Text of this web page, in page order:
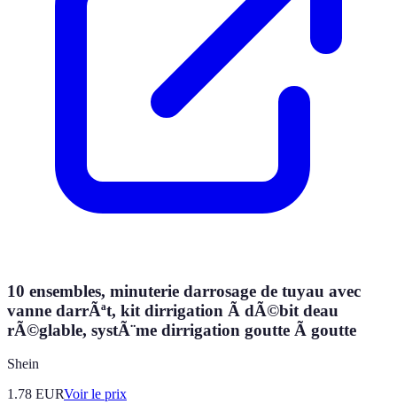
10 ensembles, minuterie darrosage de tuyau avec
vanne darrÃªt, kit dirrigation Ã dÃ©bit deau
rÃ©glable, systÃ¨me dirrigation goutte Ã goutte
Shein
1.78 EURVoir le prix